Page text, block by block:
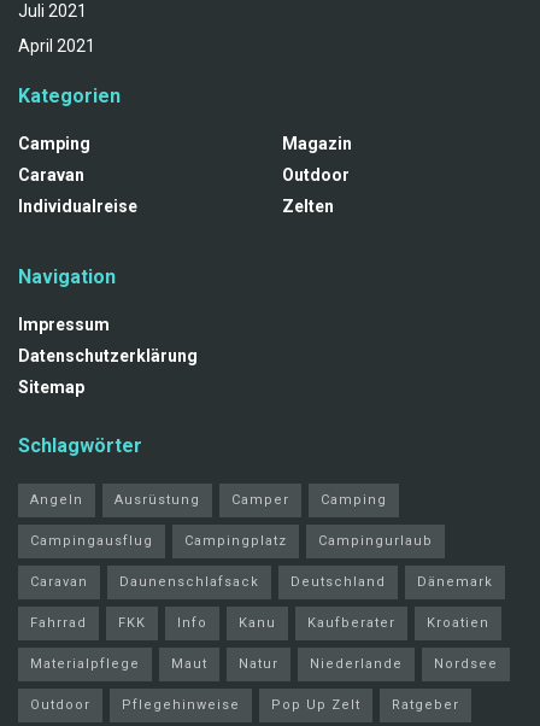
Juli 2021
April 2021
Kategorien
Camping
Caravan
Individualreise
Magazin
Outdoor
Zelten
Navigation
Impressum
Datenschutzerklärung
Sitemap
Schlagwörter
Angeln Ausrüstung Camper Camping
Campingausflug Campingplatz Campingurlaub
Caravan Daunenschlafsack Deutschland Dänemark
Fahrrad FKK Info Kanu Kaufberater Kroatien
Materialpflege Maut Natur Niederlande Nordsee
Outdoor Pflegehinweise Pop Up Zelt Ratgeber